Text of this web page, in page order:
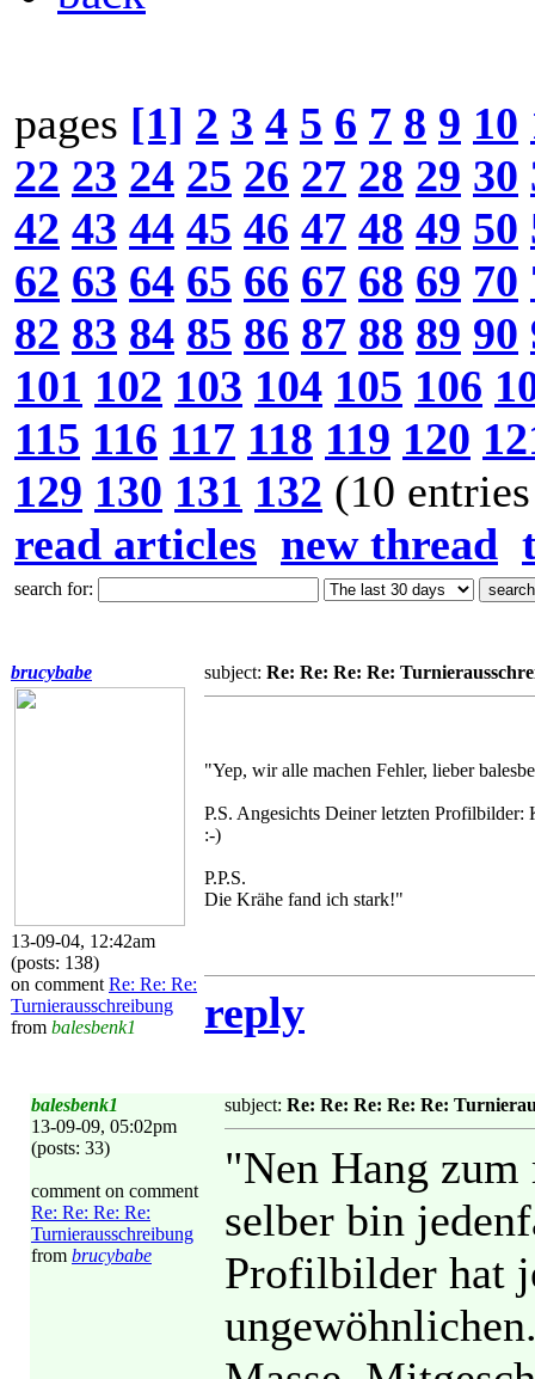
pages [1] 2 3 4 5 6 7 8 9 10
22 23 24 25 26 27 28 29 30
42 43 44 45 46 47 48 49 50
62 63 64 65 66 67 68 69 70
82 83 84 85 86 87 88 89 90
101 102 103 104 105 106
115 116 117 118 119 120
129 130 131 132 (10
read articles new thread
search for:
brucybabe
13-09-04, 12:42am
(posts: 138)
on comment Re: Re: Re:
Turnierausschreibung
from balesbenk1
subject: Re: Re: Re: Re:
"Yep, wir alle machen Fehler, lieber
P.S. Angesichts Deiner letzten Profilbilder:
:-)
P.P.S.
Die Krähe fand ich stark!"
reply
balesbenk1
13-09-09, 05:02pm
(posts: 33)
comment on comment
Re: Re: Re: Re:
Turnierausschreibung
from brucybabe
subject: Re: Re: Re: Re: Re:
"Nen Hang
selber bin
Profilbilder hat